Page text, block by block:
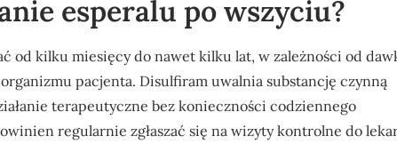
esperalu po wszyciu?
od kilku miesięcy do nawet kilku lat, w zależności od
pacjenta. Disulfiram uwalnia substancję czynną
terapeutyczne bez konieczności codziennego
regularnie zgłaszać się na wizyty kontrolne do